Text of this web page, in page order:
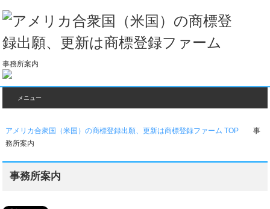
事務所案内
メニュー
アメリカ合衆国（米国）の商標登録出願、更新は商標登録ファーム TOP
事
務所案内
事務所案内